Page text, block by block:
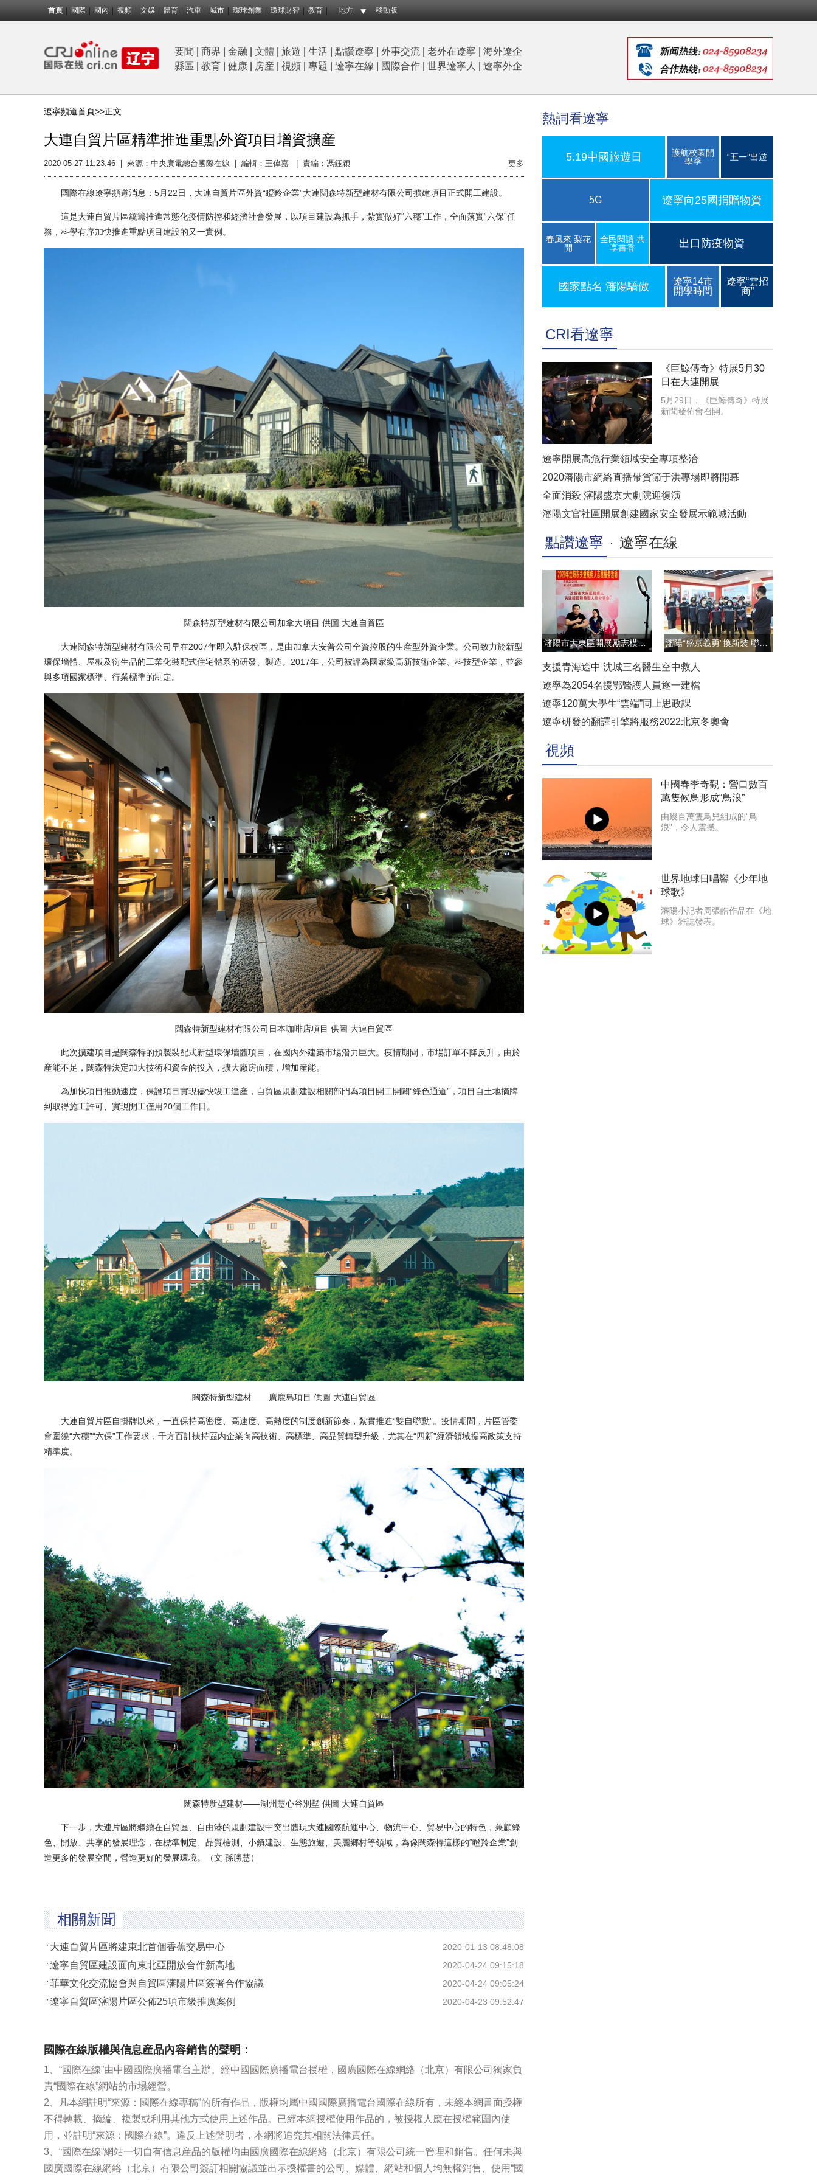
首頁 國際 國內 視頻 文娛 體育 汽車 城市 環球創業 環球財智 教育 地方 移動版
要聞 商界 金融 文體 旅遊 生活 點讚遼寧 外事交流 老外在遼寧
海外遼企
縣區
教育 健康 房産 視頻 專題 遼寧在線 國際合作 世界遼寧人 遼寧外企
遼寧頻道首頁>>正文
大連自貿片區精準推進重點外資項目增資擴産
2020-05-27 11:23:46 來源：中央廣電總台國際在線 編輯：王偉嘉 | 責編：馮鈺穎 更多
國際在線遼寧頻道消息：5月22日，大連自貿片區外資“瞪羚企業”大連闊森特新型建材有限公司擴建項目正式開工建設。
這是大連自貿片區統籌推進常態化疫情防控和經濟社會發展，以項目建設為抓手，紮實做好“六穩”工作，全面落實“六保”任
務，科學有序加快推進重點項目建設的又一實例。
闊森特新型建材有限公司加拿大項目 供圖 大連自貿區
大連闊森特新型建材有限公司早在2007年即入駐保稅區，是由加拿大安普公司全資控股的生産型外資企業。公司致力於新型
環保墻體、屋板及衍生品的工業化裝配式住宅體系的研發、製造。2017年，公司被評為國家級高新技術企業、科技型企業，並參
與多項國家標準、行業標準的制定。
闊森特新型建材有限公司日本咖啡店項目 供圖 大連自貿區
此次擴建項目是闊森特的預製裝配式新型環保墻體項目，在國內外建築市場潛力巨大。疫情期間，市場訂單不降反升，由於
産能不足，闊森特決定加大技術和資金的投入，擴大廠房面積，增加産能。
為加快項目推動速度，保證項目實現儘快竣工達産，自貿區規劃建設相關部門為項目開工開闢“綠色通道”，項目自土地摘牌
到取得施工許可、實現開工僅用20個工作日。
闊森特新型建材——廣鹿島項目 供圖 大連自貿區
大連自貿片區自掛牌以來，一直保持高密度、高速度、高熱度的制度創新節奏，紮實推進“雙自聯動”。疫情期間，片區管委
會圍繞“六穩”“六保”工作要求，千方百計扶持區內企業向高技術、高標準、高品質轉型升級，尤其在“四新”經濟領域提高政策支持
精準度。
闊森特新型建材——湖州慧心谷別墅 供圖 大連自貿區
下一步，大連片區將繼續在自貿區、自由港的規劃建設中突出體現大連國際航運中心、物流中心、貿易中心的特色，兼顧綠
色、開放、共享的發展理念，在標準制定、品質檢測、小鎮建設、生態旅遊、美麗鄉村等領域，為像闊森特這樣的“瞪羚企業”創
造更多的發展空間，營造更好的發展環境。（文 孫勝慧）
相關新聞
2020-01-13 08:48:08
大連自貿片區將建東北首個香蕉交易中心
2020-04-24 09:15:18
遼寧自貿區建設面向東北亞開放合作新高地
2020-04-24 09:05:24
菲華文化交流協會與自貿區瀋陽片區簽署合作協議
2020-04-23 09:52:47
遼寧自貿區瀋陽片區公佈25項市級推廣案例
國際在線版權與信息産品內容銷售的聲明：
1、“國際在線”由中國國際廣播電台主辦。經中國國際廣播電台授權，國廣國際在線網絡（北京）有限公司獨家負
責“國際在線”網站的市場經營。
2、凡本網註明“來源：國際在線專稿”的所有作品，版權均屬中國國際廣播電台國際在線所有，未經本網書面授權
不得轉載、摘編、複製或利用其他方式使用上述作品。已經本網授權使用作品的，被授權人應在授權範圍內使
用，並註明“來源：國際在線”。違反上述聲明者，本網將追究其相關法律責任。
3、“國際在線”網站一切自有信息産品的版權均由國廣國際在線網絡（北京）有限公司統一管理和銷售。任何未與
國廣國際在線網絡（北京）有限公司簽訂相關協議並出示授權書的公司、媒體、網站和個人均無權銷售、使用“國
熱詞看遼寧
5.19中國旅遊日
護航校園開
學季
“五一”出遊
5G 遼寧向25國捐贈物資
春風來 梨花
開
全民閱讀 共
享書香
出口防疫物資
國家點名 瀋陽驕傲
遼寧14市
開學時間
遼寧“雲招
商”
CRI看遼寧
《巨鯨傳奇》特展5月30
日在大連開展
5月29日，《巨鯨傳奇》特展
新聞發佈會召開。
遼寧開展高危行業領域安全專項整治
2020瀋陽市網絡直播帶貨節于洪專場即將開幕
全面消殺 瀋陽盛京大劇院迎復演
瀋陽文官社區開展創建國家安全發展示範城活動
點讚遼寧 遼寧在線
瀋陽市大東區開展勵志模範雲直播訪談活動
支援青海途中 沈城三名醫生空中救人
遼寧為2054名援鄂醫護人員逐一建檔
遼寧120萬大學生“雲端”同上思政課
遼寧研發的翻譯引擎將服務2022北京冬奧會
視頻
中國春季奇觀：營口數百
萬隻候鳥形成“鳥浪”
由幾百萬隻鳥兒組成的“鳥
浪”，令人震撼。
世界地球日唱響《少年地
球歌》
瀋陽小記者周張皓作品在《地
球》雜誌發表。